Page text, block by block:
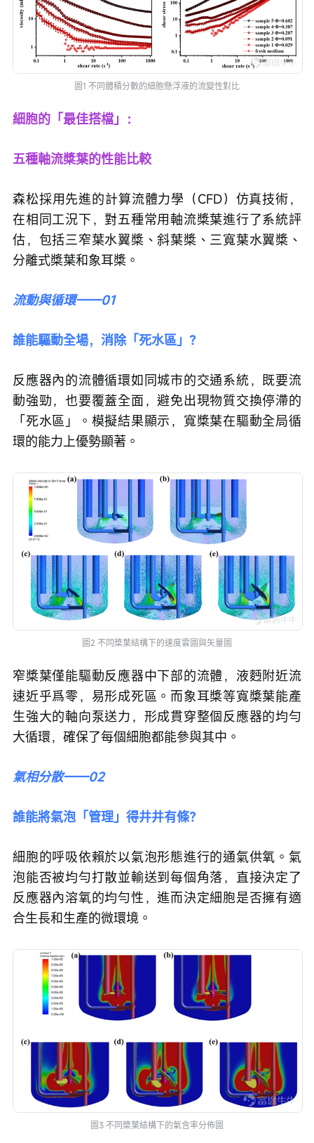
圖1 不同體積分數的細胞懸浮液的流變性對比
細胞的「最佳搭檔」：
五種軸流槳葉的性能比較
森松採用先進的計算流體力學（CFD）仿真技術，
在相同工況下，對五種常用軸流槳葉進行了系統評
估，包括三窄葉水翼槳、斜葉槳、三寬葉水翼槳、
分離式槳葉和象耳槳。
流動與循環——01
誰能驅動全場，消除「死水區」？
反應器內的流體循環如同城市的交通系統，既要流
動強勁，也要覆蓋全面，避免出現物質交換停滯的
「死水區」。模擬結果顯示，寬槳葉在驅動全局循
環的能力上優勢顯著。
圖2 不同槳葉結構下的速度雲圖與矢量圖
窄槳葉僅能驅動反應器中下部的流體，液麪附近流
速近乎爲零，易形成死區。而象耳槳等寬槳葉能產
生強大的軸向泵送力，形成貫穿整個反應器的均勻
大循環，確保了每個細胞都能參與其中。
氣相分散——02
誰能將氣泡「管理」得井井有條？
細胞的呼吸依賴於以氣泡形態進行的通氣供氧。氣
泡能否被均勻打散並輸送到每個角落，直接決定了
反應器內溶氧的均勻性，進而決定細胞是否擁有適
合生長和生產的微環境。
圖3 不同槳葉結構下的氣含率分佈圖